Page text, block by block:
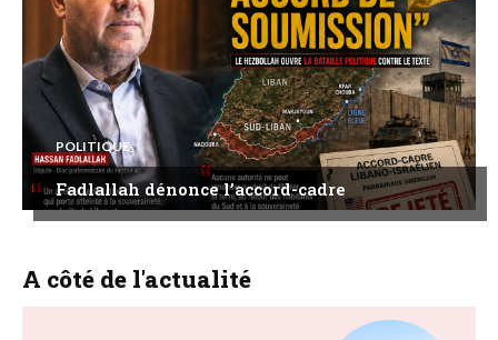
POLITIQUE
Fadlallah dénonce l’accord-cadre
A côté de l'actualité